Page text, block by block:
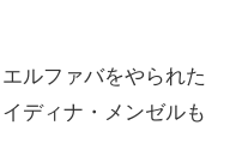
ルファバをやられた
ディナ・メンゼルも